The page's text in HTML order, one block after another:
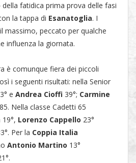
fatidica prima prova delle fasi
la tappa di Esanatoglia. I
massimo, peccato per qualche
ne influenza la giornata.
fiera dei piccoli
i seguenti risultati: nella Senior
e Andrea Cioffi 39°; Carmine
Nella classe Cadetti 65
19°, Lorenzo Cappello 23°
Per la Coppia Italia
Antonio Martino 13°